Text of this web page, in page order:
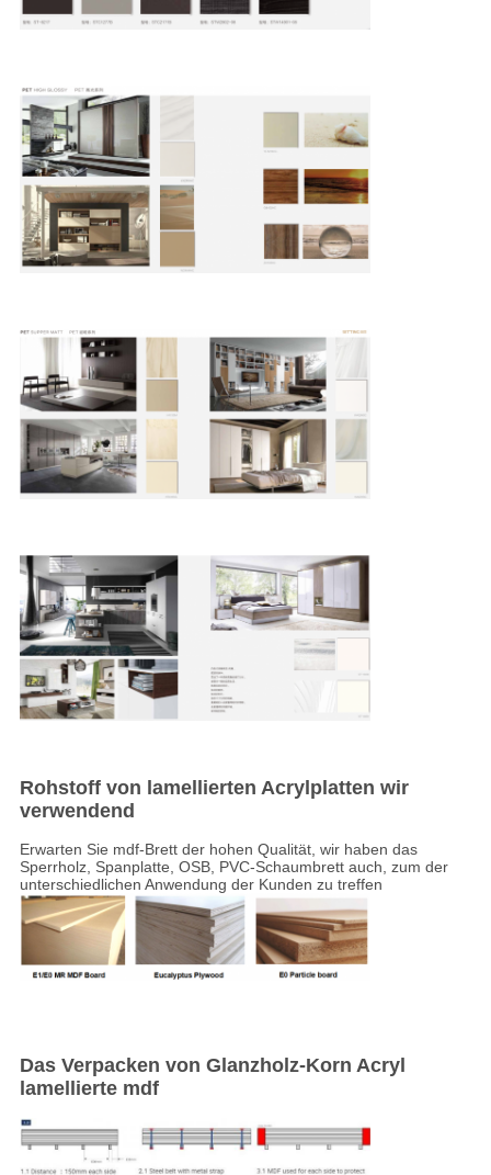
Rohstoff von lamellierten Acrylplatten wir
verwendend
Erwarten Sie mdf-Brett der hohen Qualität, wir haben das
Sperrholz, Spanplatte, OSB, PVC-Schaumbrett auch, zum der
unterschiedlichen Anwendung der Kunden zu treffen
Das Verpacken von Glanzholz-Korn Acryl
lamellierte mdf